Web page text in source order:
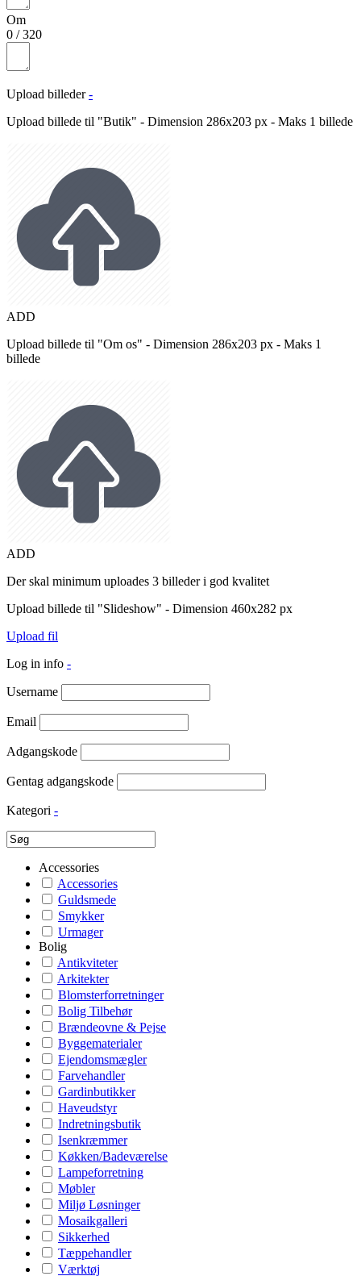
Om
0 /320
Upload billeder -
Upload billede til "Butik" - Dimension 286x203 px - Maks 1 billede
ADD
Upload billede til "Om os" - Dimension 286x203 px - Maks 1
billede
ADD
Der skal minimum uploades 3 billeder i god kvalitet
Upload billede til "Slideshow" - Dimension 460x282 px
Upload fil
Log in info -
Username
Email
Adgangskode
Gentag adgangskode
Kategori -
Accessories
Accessories
Guldsmede
Smykker
Urmager
Bolig
Antikviteter
Arkitekter
Blomsterforretninger
Bolig Tilbehør
Brændeovne & Pejse
Byggematerialer
Ejendomsmægler
Farvehandler
Gardinbutikker
Haveudstyr
Indretningsbutik
Isenkræmmer
Køkken/Badeværelse
Lampeforretning
Møbler
Miljø Løsninger
Mosaikgalleri
Sikkerhed
Tæppehandler
Værktøj